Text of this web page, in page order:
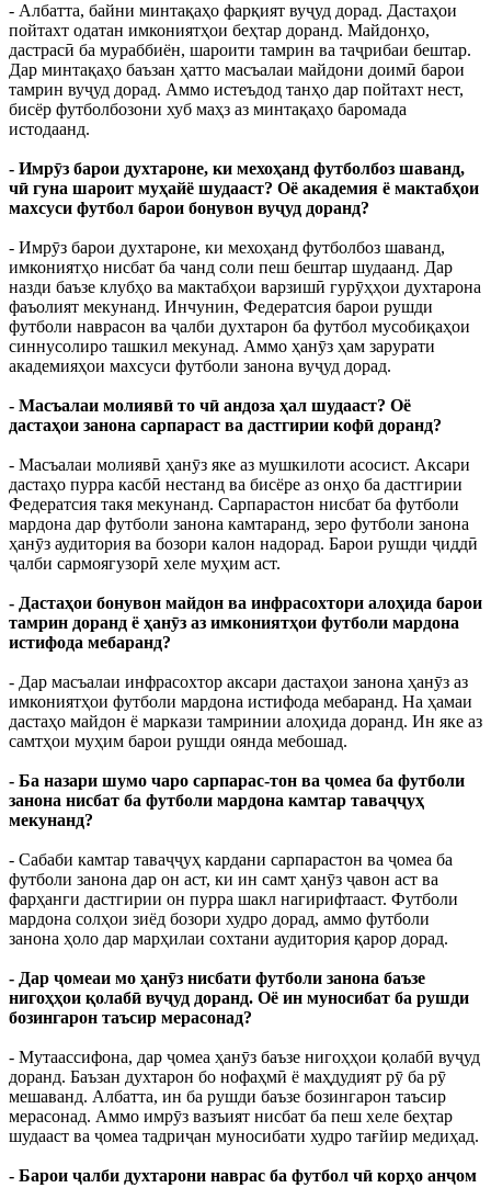
- Албатта, байни минтақаҳо фарқият вуҷуд дорад. Дастаҳои
пойтахт одатан имкониятҳои беҳтар доранд. Майдонҳо,
дастрасӣ ба мураббиён, шароити тамрин ва таҷрибаи бештар.
Дар минтақаҳо баъзан ҳатто масъалаи майдони доимӣ барои
тамрин вуҷуд дорад. Аммо истеъдод танҳо дар пойтахт нест,
бисёр футболбозони хуб маҳз аз минтақаҳо баромада
истодаанд.
- Имрӯз барои духтароне, ки мехоҳанд футболбоз шаванд,
чӣ гуна шароит муҳайё шудааст? Оё академия ё мактабҳои
махсуси футбол барои бонувон вуҷуд доранд?
- Имрӯз барои духтароне, ки мехоҳанд футболбоз шаванд,
имкониятҳо нисбат ба чанд соли пеш бештар шудаанд. Дар
назди баъзе клубҳо ва мактабҳои варзишӣ гурӯҳҳои духтарона
фаъолият мекунанд. Инчунин, Федератсия барои рушди
футболи наврасон ва ҷалби духтарон ба футбол мусобиқаҳои
синнусолиро ташкил мекунад. Аммо ҳанӯз ҳам зарурати
академияҳои махсуси футболи занона вуҷуд дорад.
- Масъалаи молиявӣ то чӣ андоза ҳал шудааст? Оё
дастаҳои занона сарпараст ва дастгирии кофӣ доранд?
- Масъалаи молиявӣ ҳанӯз яке аз мушкилоти асосист. Аксари
дастаҳо пурра касбӣ нестанд ва бисёре аз онҳо ба дастгирии
Федератсия такя мекунанд. Сарпарастон нисбат ба футболи
мардона дар футболи занона камтаранд, зеро футболи занона
ҳанӯз аудитория ва бозори калон надорад. Барои рушди ҷиддӣ
ҷалби сармоягузорӣ хеле муҳим аст.
- Дастаҳои бонувон майдон ва инфрасохтори алоҳида барои
тамрин доранд ё ҳанӯз аз имкониятҳои футболи мардона
истифода мебаранд?
- Дар масъалаи инфрасохтор аксари дастаҳои занона ҳанӯз аз
имкониятҳои футболи мардона истифода мебаранд. На ҳамаи
дастаҳо майдон ё маркази тамринии алоҳида доранд. Ин яке аз
самтҳои муҳим барои рушди оянда мебошад.
- Ба назари шумо чаро сарпарас-тон ва ҷомеа ба футболи
занона нисбат ба футболи мардона камтар таваҷҷуҳ
мекунанд?
- Сабаби камтар таваҷҷуҳ кардани сарпарастон ва ҷомеа ба
футболи занона дар он аст, ки ин самт ҳанӯз ҷавон аст ва
фарҳанги дастгирии он пурра шакл нагирифтааст. Футболи
мардона солҳои зиёд бозори худро дорад, аммо футболи
занона ҳоло дар марҳилаи сохтани аудитория қарор дорад.
- Дар ҷомеаи мо ҳанӯз нисбати футболи занона баъзе
нигоҳҳои қолабӣ вуҷуд доранд. Оё ин муносибат ба рушди
бозингарон таъсир мерасонад?
- Мутаассифона, дар ҷомеа ҳанӯз баъзе нигоҳҳои қолабӣ вуҷуд
доранд. Баъзан духтарон бо нофаҳмӣ ё маҳдудият рӯ ба рӯ
мешаванд. Албатта, ин ба рушди баъзе бозингарон таъсир
мерасонад. Аммо имрӯз вазъият нисбат ба пеш хеле беҳтар
шудааст ва ҷомеа тадриҷан муносибати худро тағйир медиҳад.
- Барои ҷалби духтарони наврас ба футбол чӣ корҳо анҷом